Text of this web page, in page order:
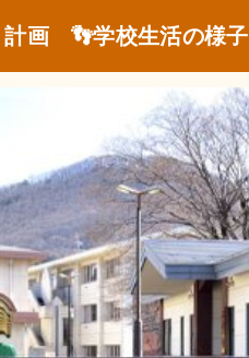
画 👣学校生活の様子